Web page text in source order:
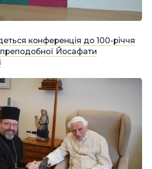
конференція до 100-річчя
преподобної Йосафати